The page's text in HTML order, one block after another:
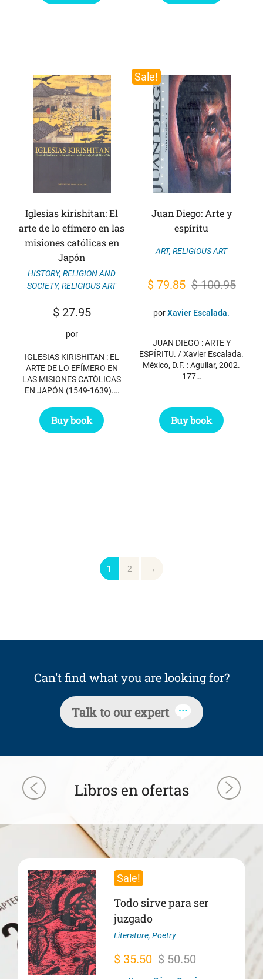
Iglesias kirishitan: El
arte de lo efímero en las
misiones católicas en
Japón
HISTORY, RELIGION AND
SOCIETY, RELIGIOUS ART
$27.95
por
IGLESIAS KIRISHITAN : EL
ARTE DE LO EFÍMERO EN
LAS MISIONES CATÓLICAS
EN JAPÓN (1549-1639).…
Buy book
Sale!
Juan Diego: Arte y
espíritu
ART, RELIGIOUS ART
$100.95
Original
was:
$ 100.95.
$79.85 Current
is:
$ 79.85.
porXavier Escalada.
JUAN DIEGO : ARTE Y
ESPÍRITU. / Xavier Escalada.
México, D.F. : Aguilar, 2002.
177…
Buy book
1 2 →
Can't find what you are looking for?
Talk to our expert
Libros en ofertas
Sale!
Todo sirve para ser
juzgado
Literature,Poetry
$50.50
Original
price
$ 35.50
Current
price